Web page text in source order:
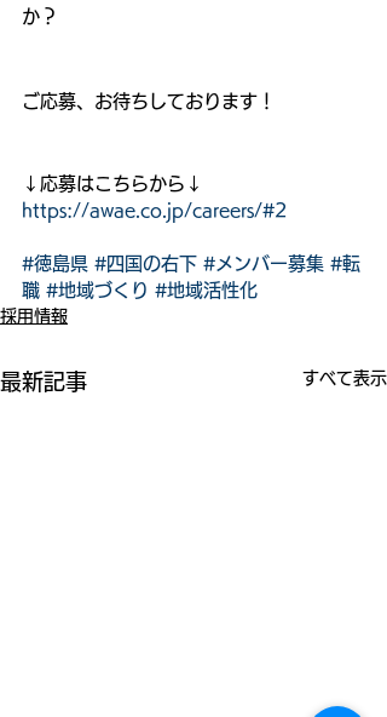
か？
ご応募、お待ちしております！
↓応募はこちらから↓
https://awae.co.jp/careers/#2
#徳島県 #四国の右下 #メンバー募集 #転
職 #地域づくり #地域活性化
採用情報
最新記事 すべて表示